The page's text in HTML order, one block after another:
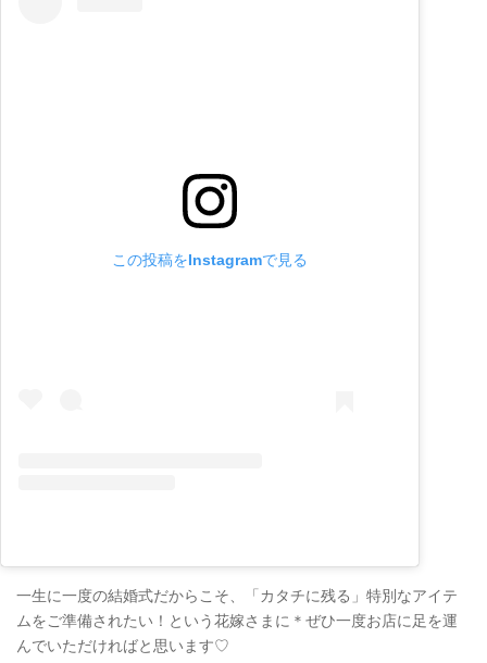
この投稿をInstagramで見る
一生に一度の結婚式だからこそ、「カタチに残る」特別なアイテ
ムをご準備されたい！という花嫁さまに＊ぜひ一度お店に足を運
んでいただければと思います♡